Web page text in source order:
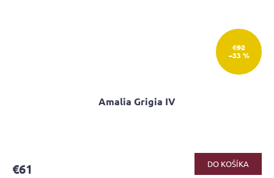
€92
–33 %
Amalia Grigia IV
€61 DO KOŠÍKA